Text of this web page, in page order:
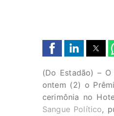
(Do Estadão) –
ontem (2) o
cerimônia no
Sangue Político,